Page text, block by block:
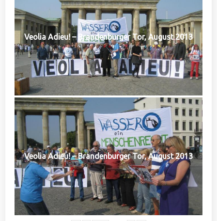
Veolia Adieu! – Brandenburger Tor, August 2013
Veolia Adieu! – Brandenburger Tor, August 2013